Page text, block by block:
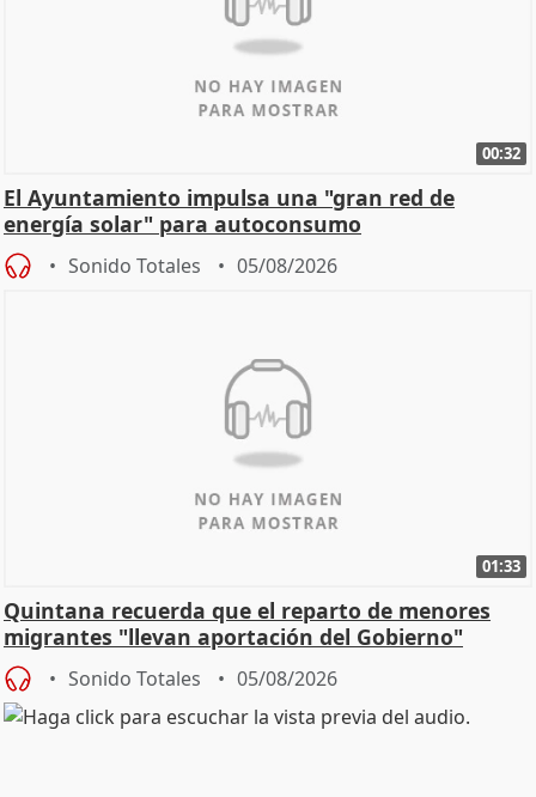
00:32
El Ayuntamiento impulsa una "gran red de
energía solar" para autoconsumo
Sonido Totales 05/08/2026
01:33
Quintana recuerda que el reparto de menores
migrantes "llevan aportación del Gobierno"
central
Sonido Totales 05/08/2026